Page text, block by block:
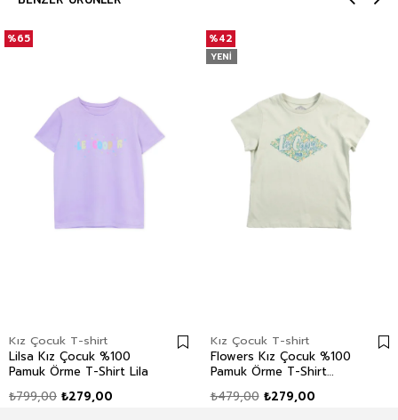
Kız Çocuk T-shirt
Lilsa Kız Çocuk %100
Pamuk Örme T-Shirt Lila
₺279,00
₺799,00
%65
Kız Çocuk T-shirt
Flowers Kız Çocuk %100
Pamuk Örme T-Shirt
₺279,00
₺479,00
%42
YENI